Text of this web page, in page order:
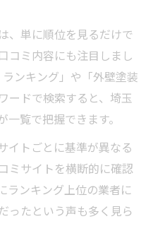
談を選定基準に活用
装業者を選ぶコツ
較する際の注意点
較で失敗しない方法
容をしっかり確認す
内訳と比較ポイント
すぎる業者の注意点
複数社で取る重要性
、単に順位を見るだけで
コミ内容にも注目しまし
ンキング」や「外壁塗装
ードで検索すると、埼玉
覧で把握できます。
イトごとに基準が異なる
ミサイトを横断的に確認
ランキング上位の業者に
ったという声も多く見ら